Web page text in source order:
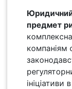
Юридичний
предмет
компаніям